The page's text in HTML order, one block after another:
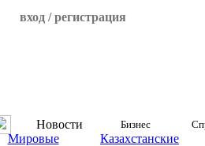
вход / регистрация
Новости Бизнес
Мировые Казахстанские